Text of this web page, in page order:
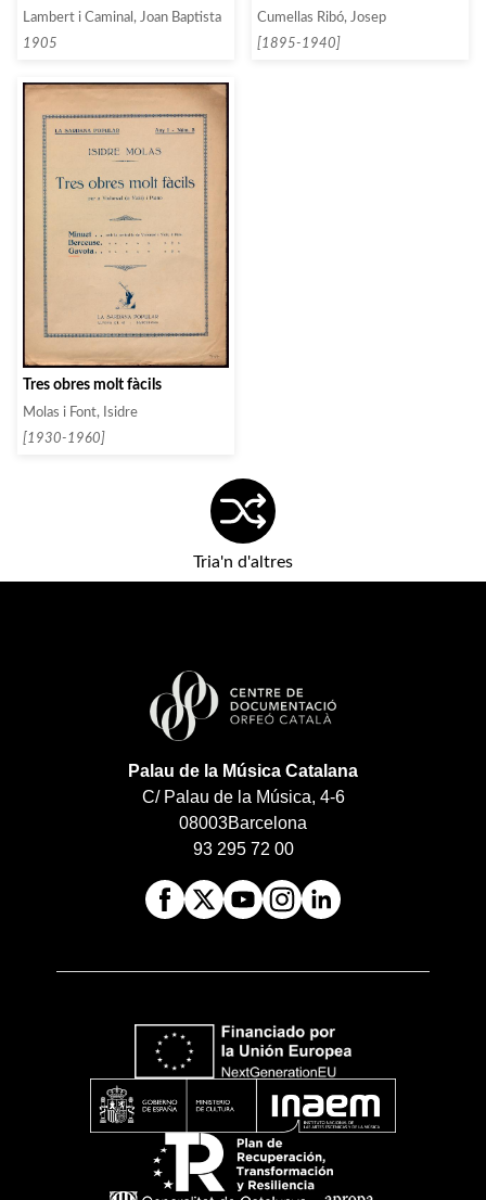
Lambert i Caminal, Joan Baptista
1905
Cumellas Ribó, Josep
[1895-1940]
Tres obres molt fàcils
Molas i Font, Isidre
[1930-1960]
Tria'n d'altres
Palau de la Música Catalana
C/ Palau de la Música, 4-6
08003Barcelona
93 295 72 00